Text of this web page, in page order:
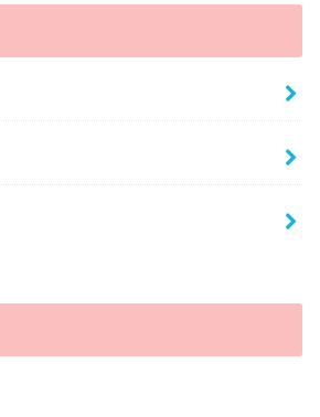
年からの買取も行っていません。
、問題はないのでご安心くださ
のはインターネットオークション